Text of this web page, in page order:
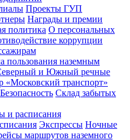
Проекты ГУП
Награды и премии
политика О персональных
коррупции
пользования наземным
и Южный речные
«Московский транспорт»
Безопасность Склад забытых
и расписания
Экспрессы Ночные
маршрутов наземного